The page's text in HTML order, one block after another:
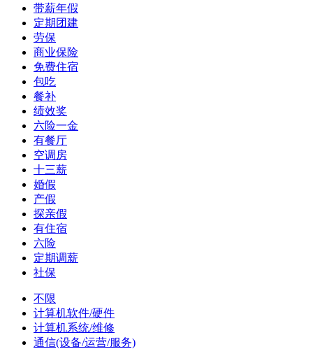
带薪年假
定期团建
劳保
商业保险
免费住宿
包吃
餐补
绩效奖
六险一金
有餐厅
空调房
十三薪
婚假
产假
探亲假
有住宿
六险
定期调薪
社保
不限
计算机软件/硬件
计算机系统/维修
通信(设备/运营/服务)